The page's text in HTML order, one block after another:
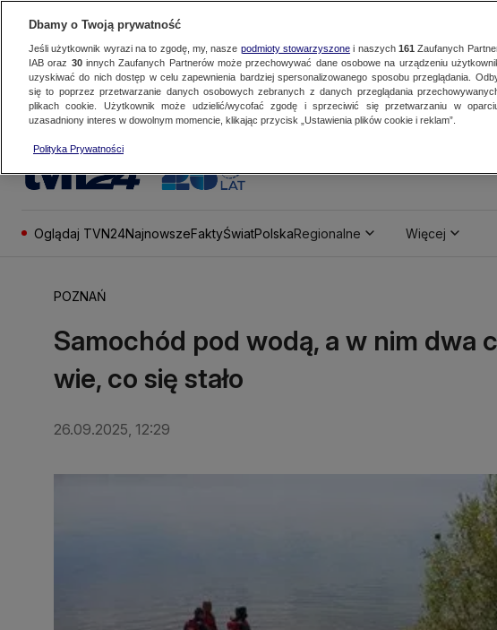
Oglądaj TVN24NajnowszeFaktyŚwiatPolskaRegionalne Więcej
POZNAŃ
Samochód pod wodą, a w nim dwa
wie, co się stało
26.09.2025, 12:29
Dbamy o Twoją prywatność
Jeśli użytkownik wyrazi na to zgodę, my, nasze podmioty stowarzyszonei naszych 161 Zaufanych
IAB oraz 30innych Zaufanych Partnerów może przechowywać dane osobowe na urządzeniu
uzyskiwać do nich dostęp w celu zapewnienia bardziej spersonalizowanego sposobu przeglądania.
się to poprzez przetwarzanie danych osobowych zebranych z danych przeglądania
plikach cookie. Użytkownik może udzielić/wycofać zgodę i sprzeciwić się przetwarzaniu w
uzasadniony interes w dowolnym momencie, klikając przycisk „Ustawienia plików cookie i reklam”.
Polityka Prywatności